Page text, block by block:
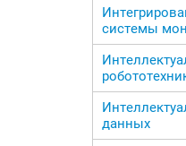
системы
данных